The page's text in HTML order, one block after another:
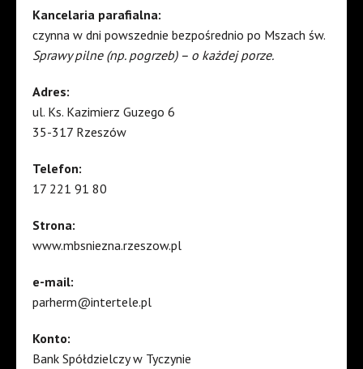
Kancelaria parafialna:
czynna w dni powszednie bezpośrednio po Mszach św.
Sprawy pilne (np. pogrzeb) – o każdej porze.
Adres:
ul. Ks. Kazimierz Guzego 6
35-317 Rzeszów
Telefon:
17 221 91 80
Strona:
www.mbsniezna.rzeszow.pl
e-mail:
parherm@intertele.pl
Konto:
Bank Spółdzielczy w Tyczynie